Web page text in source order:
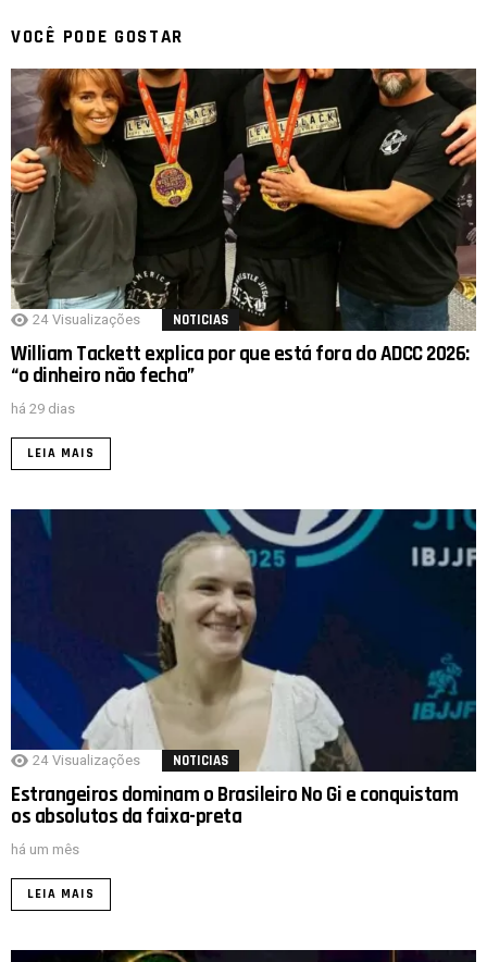
VOCÊ PODE GOSTAR
24 Visualizações NOTICIAS
William Tackett explica por que está fora do ADCC 2026:
“o dinheiro não fecha”
há 29 dias
LEIA MAIS
24 Visualizações NOTICIAS
Estrangeiros dominam o Brasileiro No Gi e conquistam
os absolutos da faixa-preta
há um mês
LEIA MAIS